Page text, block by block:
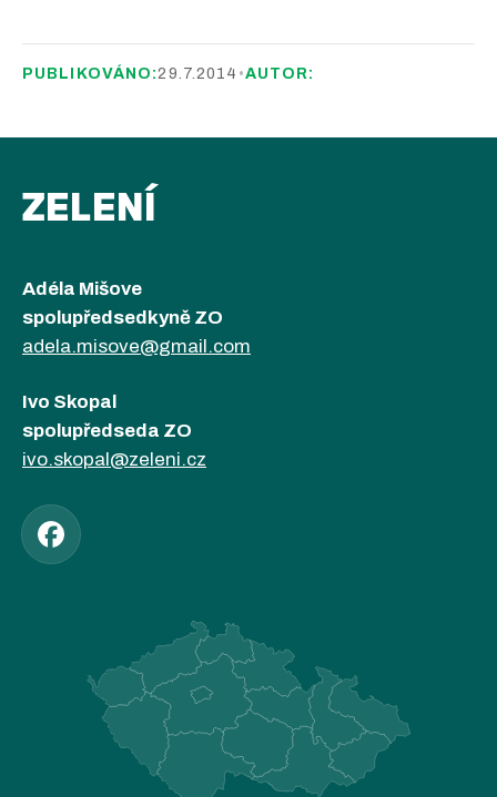
PUBLIKOVÁNO:29.7.2014 •AUTOR:
ZELENÍ
Adéla Mišove
spolupředsedkyně ZO
adela.misove@gmail.com
Ivo Skopal
spolupředseda ZO
ivo.skopal@zeleni.cz